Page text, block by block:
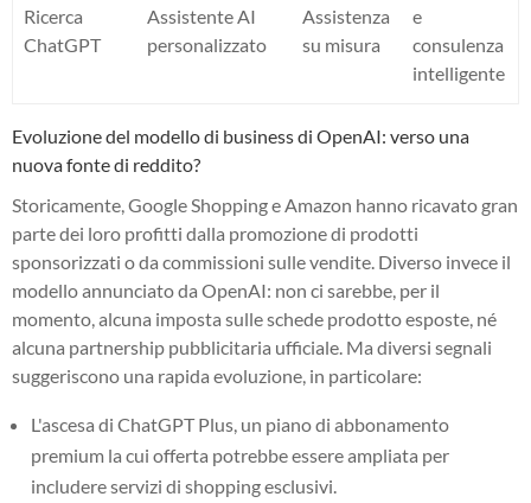
Ricerca
ChatGPT
Assistente AI
personalizzato
Assistenza
su misura
e
consulenza
intelligente
Evoluzione del modello di business di OpenAI: verso una
nuova fonte di reddito?
Storicamente, Google Shopping e Amazon hanno ricavato gran
parte dei loro profitti dalla promozione di prodotti
sponsorizzati o da commissioni sulle vendite. Diverso invece il
modello annunciato da OpenAI: non ci sarebbe, per il
momento, alcuna imposta sulle schede prodotto esposte, né
alcuna partnership pubblicitaria ufficiale. Ma diversi segnali
suggeriscono una rapida evoluzione, in particolare:
L'ascesa di ChatGPT Plus, un piano di abbonamento
premium la cui offerta potrebbe essere ampliata per
includere servizi di shopping esclusivi.